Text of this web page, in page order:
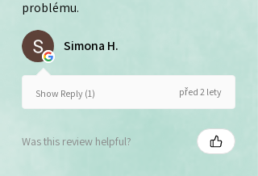
problému.
Simona H.
Show Reply (1) před 2 lety
Was this review helpful?